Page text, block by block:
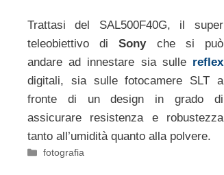
Trattasi del SAL500F40G, il super
teleobiettivo diSonyche si può
andare ad innestare sia sulle reflex
digitali, sia sulle fotocamere SLT a
fronte di un design in grado di
assicurare resistenza e robustezza
tanto all’umidità quanto alla polvere.
Categorie
fotografia